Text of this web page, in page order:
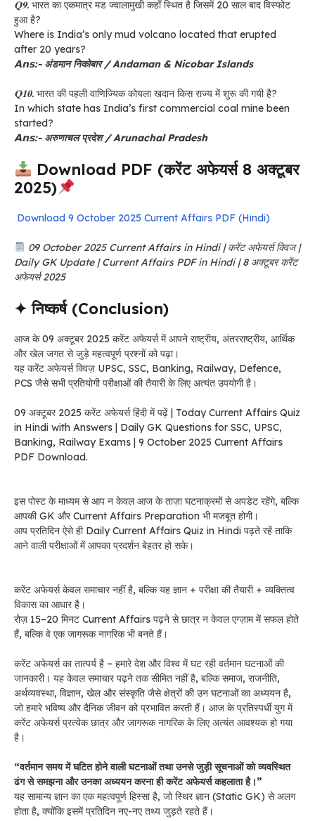
𝐐𝟗. भारत का एकमात्र मड ज्वालामुखी कहाँ स्थित है जिसमें 20 साल बाद विस्फोट
हुआ है?
Where is India’s only mud volcano located that erupted
after 20 years?
𝗔𝗻𝘀:- अंडमान निकोबार / Andaman & Nicobar Islands
𝐐𝟏𝟎. भारत की पहली वाणिज्यिक कोयला खदान किस राज्य में शुरू की गयी है?
In which state has India’s first commercial coal mine been
started?
𝗔𝗻𝘀:- अरुणाचल प्रदेश / Arunachal Pradesh
Download PDF (करेंट अफेयर्स 8 अक्टूबर
2025)
Download 9 October 2025 Current Affairs PDF (Hindi)
09 October 2025 Current Affairs in Hindi | करेंट अफेयर्स क्विज |
Daily GK Update | Current Affairs PDF in Hindi | 8 अक्टूबर करेंट
अफेयर्स 2025
✦ निष्कर्ष (Conclusion)
आज के 09 अक्टूबर 2025 करेंट अफेयर्स में आपने राष्ट्रीय, अंतरराष्ट्रीय, आर्थिक
और खेल जगत से जुड़े महत्वपूर्ण प्रश्नों को पढ़ा।
यह करेंट अफेयर्स क्विज़ UPSC, SSC, Banking, Railway, Defence,
PCS जैसे सभी प्रतियोगी परीक्षाओं की तैयारी के लिए अत्यंत उपयोगी है।
09 अक्टूबर 2025 करेंट अफेयर्स हिंदी में पढ़ें | Today Current Affairs Quiz
in Hindi with Answers | Daily GK Questions for SSC, UPSC,
Banking, Railway Exams | 9 October 2025 Current Affairs
PDF Download.
इस पोस्ट के माध्यम से आप न केवल आज के ताज़ा घटनाक्रमों से अपडेट रहेंगे, बल्कि
आपकी GK और Current Affairs Preparation भी मजबूत होगी।
आप प्रतिदिन ऐसे ही Daily Current Affairs Quiz in Hindi पढ़ते रहें ताकि
आने वाली परीक्षाओं में आपका प्रदर्शन बेहतर हो सके।
करेंट अफेयर्स केवल समाचार नहीं है, बल्कि यह ज्ञान + परीक्षा की तैयारी + व्यक्तित्व
विकास का आधार है।
रोज़ 15–20 मिनट Current Affairs पढ़ने से छात्र न केवल एग्ज़ाम में सफल होते
हैं, बल्कि वे एक जागरूक नागरिक भी बनते हैं।
करेंट अफेयर्स का तात्पर्य है – हमारे देश और विश्व में घट रही वर्तमान घटनाओं की
जानकारी। यह केवल समाचार पढ़ने तक सीमित नहीं है, बल्कि समाज, राजनीति,
अर्थव्यवस्था, विज्ञान, खेल और संस्कृति जैसे क्षेत्रों की उन घटनाओं का अध्ययन है,
जो हमारे भविष्य और दैनिक जीवन को प्रभावित करती हैं। आज के प्रतिस्पर्धी युग में
करेंट अफेयर्स प्रत्येक छात्र और जागरूक नागरिक के लिए अत्यंत आवश्यक हो गया
है।
“वर्तमान समय में घटित होने वाली घटनाओं तथा उनसे जुड़ी सूचनाओं को व्यवस्थित
ढंग से समझना और उनका अध्ययन करना ही करेंट अफेयर्स कहलाता है।”
यह सामान्य ज्ञान का एक महत्वपूर्ण हिस्सा है, जो स्थिर ज्ञान (Static GK) से अलग
होता है, क्योंकि इसमें प्रतिदिन नए-नए तथ्य जुड़ते रहते हैं।